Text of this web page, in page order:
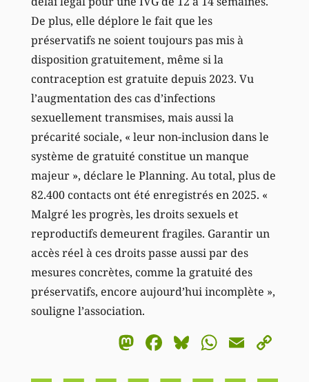
De plus, elle déplore le fait que les
préservatifs ne soient toujours pas mis à
disposition gratuitement, même si la
contraception est gratuite depuis 2023. Vu
l’augmentation des cas d’infections
sexuellement transmises, mais aussi la
précarité sociale, « leur non-inclusion dans le
système de gratuité constitue un manque
majeur », déclare le Planning. Au total, plus de
82.400 contacts ont été enregistrés en 2025. «
Malgré les progrès, les droits sexuels et
reproductifs demeurent fragiles. Garantir un
accès réel à ces droits passe aussi par des
mesures concrètes, comme la gratuité des
préservatifs, encore aujourd’hui incomplète »,
souligne l’association.
Mastodon
Facebook
BlueskyEmail